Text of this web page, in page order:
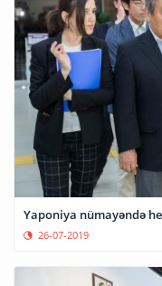
Yaponiya nümayəndə
26-07-2019